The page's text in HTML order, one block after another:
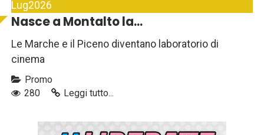
Lug2026
Nasce a Montalto la...
Le Marche e il Piceno diventano laboratorio di
cinema
Promo
280
Leggi tutto...